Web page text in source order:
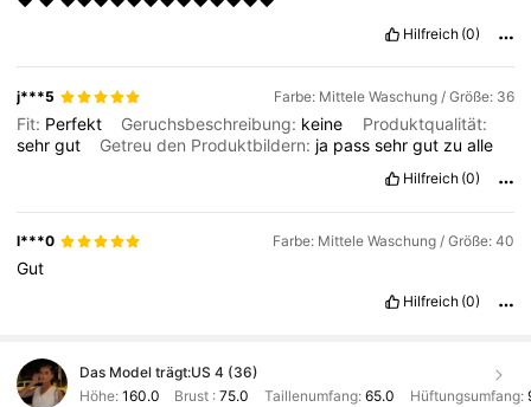
Hilfreich (0)
j***5 Farbe: Mittele Waschung / Größe: 36
Fit: Perfekt Geruchsbeschreibung: keine
Produktqualität:
sehrgut Getreu den Produktbildern: ja passsehrgut zualle
Hilfreich (0)
l***0 Farbe: Mittele Waschung / Größe: 40
Gut
Hilfreich (0)
Das Model trägt:US 4 (36)
Höhe: 160.0 Brust :75.0 Taillenumfang: 65.0 Hüftungsumfang: